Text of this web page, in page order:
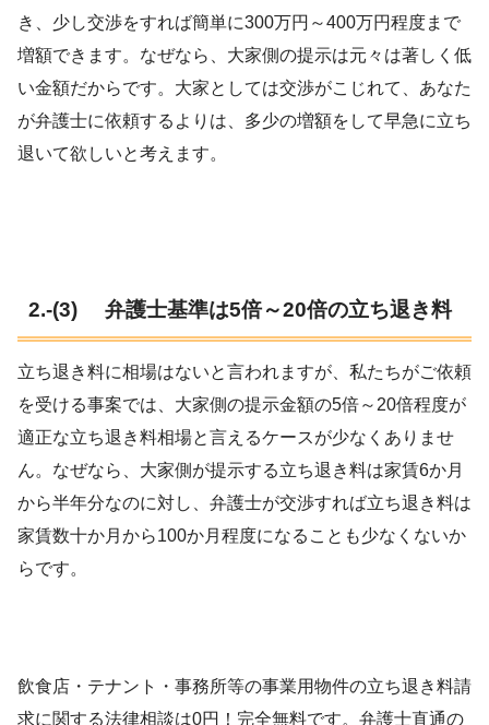
き、少し交渉をすれば簡単に300万円～400万円程度まで
増額できます。なぜなら、大家側の提示は元々は著しく低
い金額だからです。大家としては交渉がこじれて、あなた
が弁護士に依頼するよりは、多少の増額をして早急に立ち
退いて欲しいと考えます。
2.-(3) 弁護士基準は5倍～20倍の立ち退き料
立ち退き料に相場はないと言われますが、私たちがご依頼
を受ける事案では、大家側の提示金額の5倍～20倍程度が
適正な立ち退き料相場と言えるケースが少なくありませ
ん。なぜなら、大家側が提示する立ち退き料は家賃6か月
から半年分なのに対し、弁護士が交渉すれば立ち退き料は
家賃数十か月から100か月程度になることも少なくないか
らです。
飲食店・テナント・事務所等の事業用物件の立ち退き料請
求に関する法律相談は0円！完全無料です。弁護士直通の